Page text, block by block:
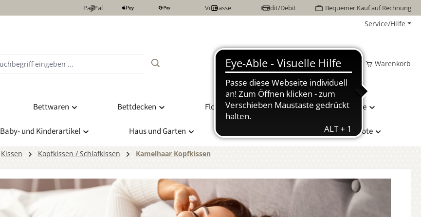
PayPal Vorkasse Kredit/Debit Bequemer Kauf auf Rechnung
Service/Hilfe
Wunschzettel Mein Konto Warenkorb
Bettwaren Bettdecken Flor Naturhaarbetten Bettwäsche
Baby- und Kinderartikel Haus und Garten Sonderangebote
Kissen Kopfkissen / Schlafkissen Kamelhaar Kopfkissen